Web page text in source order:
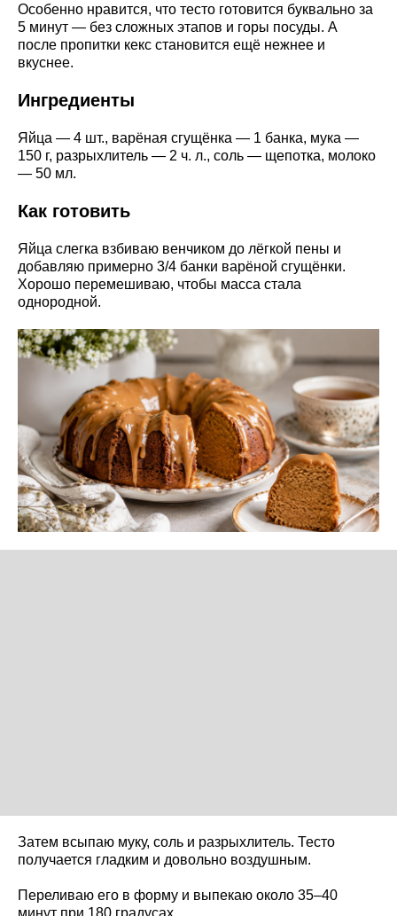
Особенно нравится, что тесто готовится буквально за
5 минут — без сложных этапов и горы посуды. А
после пропитки кекс становится ещё нежнее и
вкуснее.
Ингредиенты
Яйца — 4 шт., варёная сгущёнка — 1 банка, мука —
150 г, разрыхлитель — 2 ч. л., соль — щепотка, молоко
— 50 мл.
Как готовить
Яйца слегка взбиваю венчиком до лёгкой пены и
добавляю примерно 3/4 банки варёной сгущёнки.
Хорошо перемешиваю, чтобы масса стала
однородной.
Затем всыпаю муку, соль и разрыхлитель. Тесто
получается гладким и довольно воздушным.
Переливаю его в форму и выпекаю около 35–40